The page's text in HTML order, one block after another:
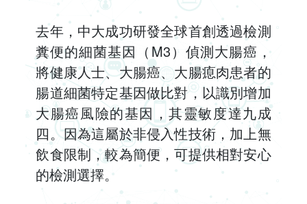
去年，中大成功研發全球首創透過檢測
糞便的細菌基因（M3）偵測大腸癌，
將健康人士、大腸癌、大腸瘜肉患者的
腸道細菌特定基因做比對，以識別增加
大腸癌風險的基因，其靈敏度達九成
四。因為這屬於非侵入性技術，加上無
飲食限制，較為簡便，可提供相對安心
的檢測選擇。